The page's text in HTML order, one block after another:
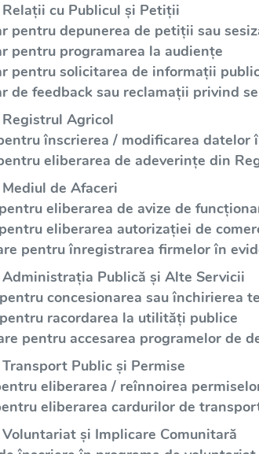
cu Publicul și Petiții
pentru depunerea de petiții sau
pentru programarea la audiențe
pentru solicitarea de informații
de feedback sau reclamații privind
Agricol
înscrierea / modificarea datelor
eliberarea de adeverințe din
de Afaceri
eliberarea de avize de
eliberarea autorizației de
pentru înregistrarea firmelor în
Publică și Alte Servicii
concesionarea sau închirierea
racordarea la utilități publice
pentru accesarea programelor de
Public și Permise
eliberarea / reînnoirea
eliberarea cardurilor de
și Implicare Comunitară